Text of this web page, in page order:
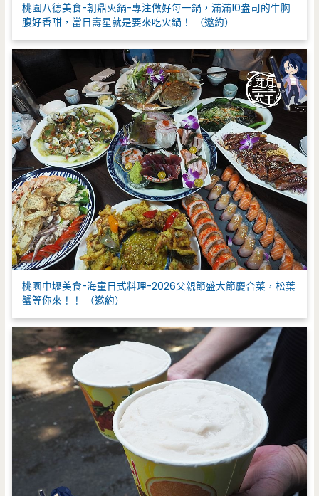
桃園八德美食-朝鼎火鍋-專注做好每一鍋，滿滿10盎司的牛胸
腹好香甜，當日壽星就是要來吃火鍋！ （邀約）
桃園中壢美食-海童日式料理-2026父親節盛大節慶合菜，松葉
蟹等你來！！ （邀約）